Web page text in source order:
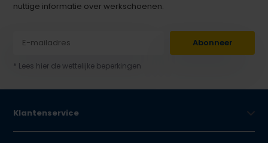
nuttige informatie over werkschoenen.
Abonneer
* Lees hier de wettelijke beperkingen
Klantenservice